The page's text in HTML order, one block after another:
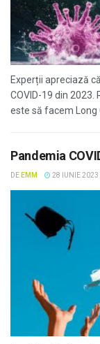
Experții apreciază
COVID-19 din
este să facem Long
Pandemia
DE EMM 28 IUNIE 2023